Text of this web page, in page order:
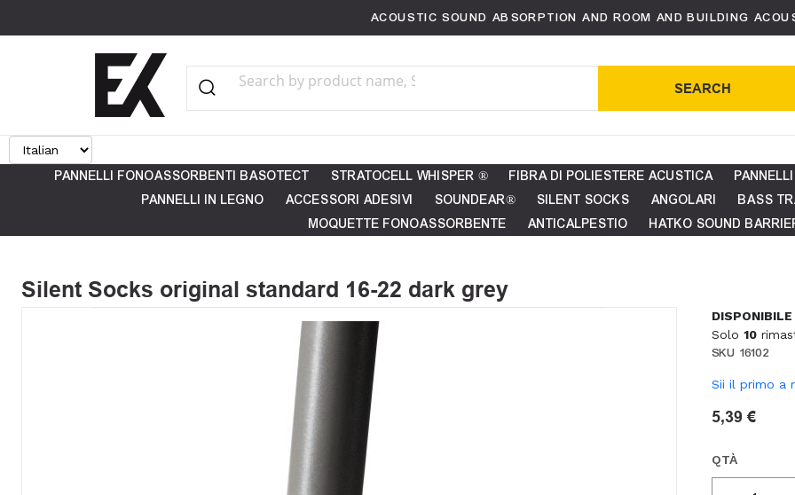
ACOUSTIC SOUND ABSORPTION AND ROOM AND BUILDING
SEARCH
PANNELLI FONOASSORBENTI BASOTECT STRATOCELL WHISPER ® FIBRA DI POLIESTERE ACUSTICA
PANNELLI IN LEGNO
ACCESSORI ADESIVI SOUNDEAR® SILENT SOCKS ANGOLARI BASS
MOQUETTE FONOASSORBENTE
ANTICALPESTIO HATKO SOUND
Silent Socks original standard 16-22 dark grey
DISPONIBILE
Solo 10
SKU 16102
Sii il primo a
5,39 €
QTÀ